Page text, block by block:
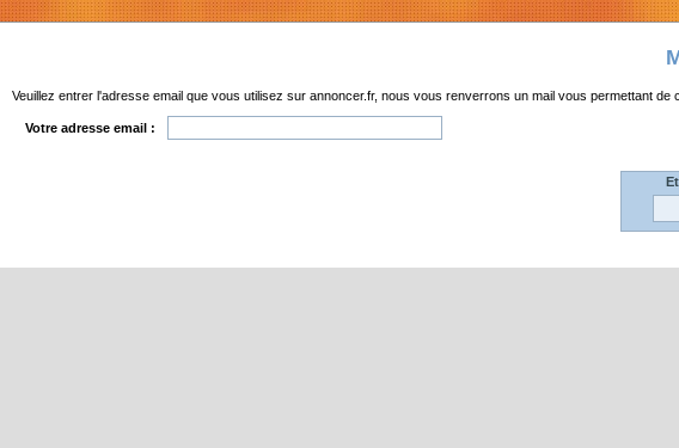
Veuillez entrer l'adresse email que vous utilisez sur annoncer.fr, nous vous renverrons un mail vous permettant de
Votre adresse email :